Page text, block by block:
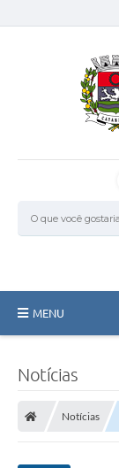
MENU
Licitações / PCA
Notícias
Notícias